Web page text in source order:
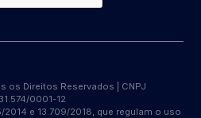
os Direitos Reservados | CNPJ
0001-12
e 13.709/2018, que regulam o uso